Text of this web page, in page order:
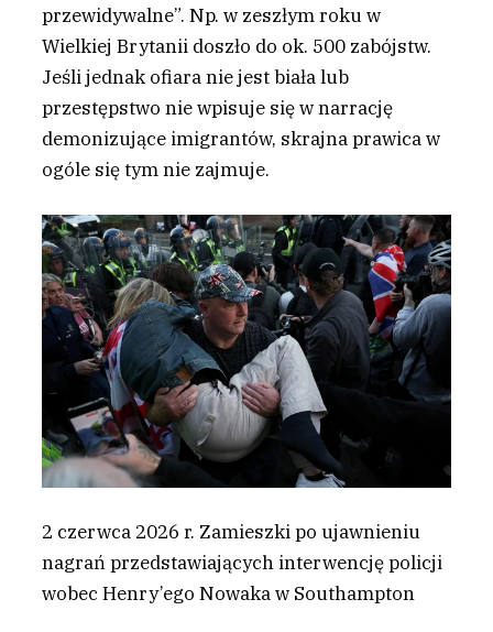
przewidywalne”. Np. w zeszłym roku w
Wielkiej Brytanii doszło do ok. 500 zabójstw.
Jeśli jednak ofiara nie jest biała lub
przestępstwo nie wpisuje się w narrację
demonizujące imigrantów, skrajna prawica w
ogóle się tym nie zajmuje.
2 czerwca 2026 r. Zamieszki po ujawnieniu
nagrań przedstawiających interwencję policji
wobec Henry’ego Nowaka w Southampton